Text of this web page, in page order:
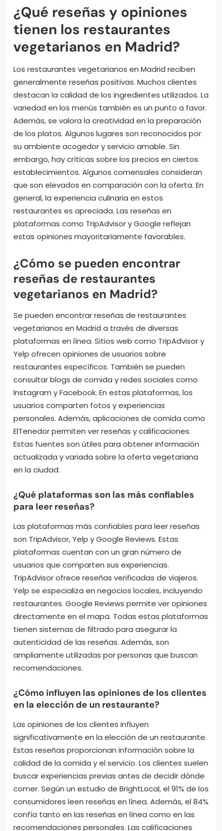
variedad asegura que todos los comensales
encuentren opciones adecuadas. Además, muchos
restaurantes destacan estas opciones en sus
menús. Esto facilita la elección para quienes siguen
dietas específicas.
¿Qué reseñas y opiniones
tienen los restaurantes
vegetarianos en Madrid?
Los restaurantes vegetarianos en Madrid reciben
generalmente reseñas positivas. Muchos clientes
destacan la calidad de los ingredientes utilizados. La
variedad en los menús también es un punto a favor.
Además, se valora la creatividad en la preparación
de los platos. Algunos lugares son reconocidos por
su ambiente acogedor y servicio amable. Sin
establecimientos. Algunos comensales consideran
que son elevados en comparación con la oferta. En
general, la experiencia culinaria en estos
restaurantes es apreciada. Las reseñas en
plataformas como TripAdvisor y Google reflejan
estas opiniones mayoritariamente favorables.
¿Cómo se pueden encontrar
reseñas de restaurantes
vegetarianos en Madrid?
Se pueden encontrar reseñas de restaurantes
vegetarianos en Madrid a través de diversas
plataformas en línea. Sitios web como TripAdvisor y
Yelp ofrecen opiniones de usuarios sobre
restaurantes específicos. También se pueden
consultar blogs de comida y redes sociales como
usuarios comparten fotos y experiencias
personales. Además, aplicaciones de comida como
ElTenedor permiten ver reseñas y calificaciones.
Estas fuentes son útiles para obtener información
actualizada y variada sobre la oferta vegetariana
en la ciudad.
¿Qué plataformas son las más confiables
para leer reseñas?
Las plataformas más confiables para leer reseñas
son TripAdvisor, Yelp y Google Reviews. Estas
plataformas cuentan con un gran número de
usuarios que comparten sus experiencias.
TripAdvisor ofrece reseñas verificadas de viajeros.
restaurantes. Google Reviews permite ver opiniones
directamente en el mapa. Todas estas plataformas
tienen sistemas de filtrado para asegurar la
autenticidad de las reseñas. Además, son
ampliamente utilizadas por personas que buscan
recomendaciones.
¿Cómo influyen las opiniones de los clientes
en la elección de un restaurante?
Las opiniones de los clientes influyen